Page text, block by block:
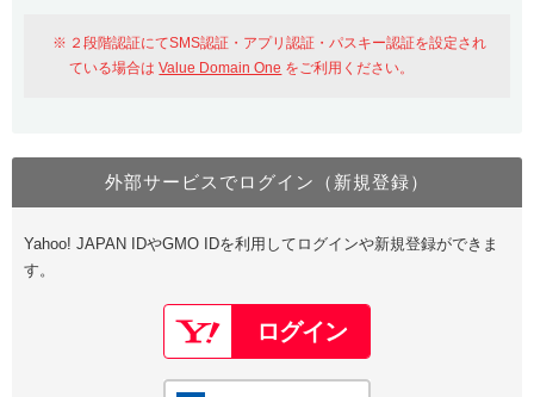
おすすめ One レンタルサーバーを含む最新の機能を使う方
Value Domain Oneにログイン
Google
GMO ID Amazon
Value Domain Oneアカウント作成
以下でも登録可能
Google Yahoo!
２段階認証にてSMS認証・アプリ認証・パスキー認証を設定され
ている場合はValue Domain One をご利用ください。
外部サービスでログイン（新規登録）
Yahoo! JAPAN IDやGMO IDを利用してログインや新規登録ができま
す。